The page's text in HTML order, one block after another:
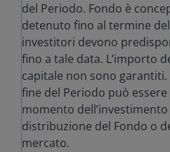
del Periodo. Fondo è
detenuto fino al termine
investitori devono
fino a tale data. L’importo
capitale non sono
fine del Periodo può
momento
distribuzione del Fondo o
mercato.